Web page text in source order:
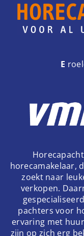
E
horecamakelaar,
zoekt naar
verkopen.
pachters voor
ervaring met
zijn op zich erg